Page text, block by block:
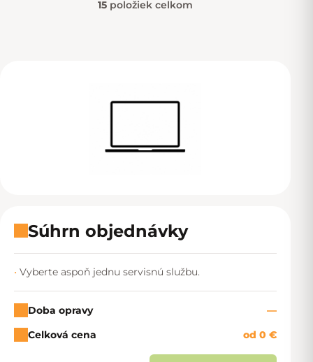
15 položiek celkom
Súhrn objednávky
Vyberte aspoň jednu servisnú službu.
Doba opravy
—
Celková cena
od 0 €